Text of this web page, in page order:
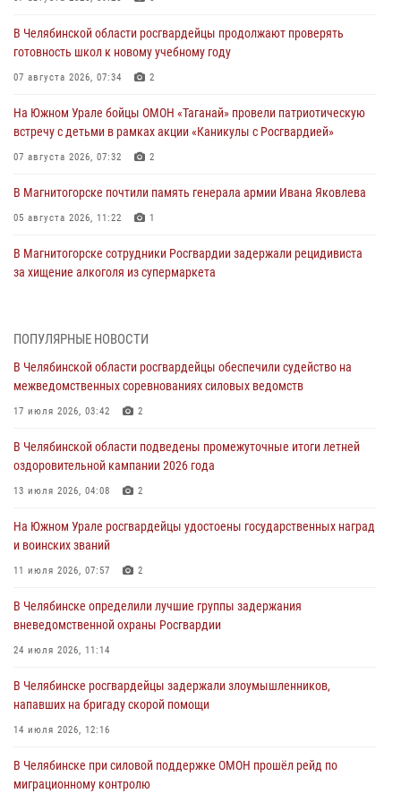
В Челябинской области росгвардейцы продолжают проверять
готовность школ к новому учебному году
07 августа 2026, 07:34 2
На Южном Урале бойцы ОМОН «Таганай» провели патриотическую
встречу с детьми в рамках акции «Каникулы с Росгвардией»
07 августа 2026, 07:32 2
В Магнитогорске почтили память генерала армии Ивана Яковлева
05 августа 2026, 11:22 1
В Магнитогорске сотрудники Росгвардии задержали рецидивиста
за хищение алкоголя из супермаркета
На Южном Урале спецназ Росгвардии провел военно-полевые
Росгвардейцы задержали трёх магазинных воров в Челябинске
На Южном Урале сотрудники Росгвардии задержали
подозреваемого в совершении убийства
В Челябинской области росгвардейцами по горячим следам
задержан подозреваемый в грабеже
ПОПУЛЯРНЫЕ НОВОСТИ
В Челябинской области росгвардейцы обеспечили судейство на
межведомственных соревнованиях силовых ведомств
17 июля 2026, 03:42 2
В Челябинской области подведены промежуточные итоги летней
оздоровительной кампании 2026 года
13 июля 2026, 04:08 2
На Южном Урале росгвардейцы удостоены государственных наград
и воинских званий
11 июля 2026, 07:57 2
В Челябинске определили лучшие группы задержания
вневедомственной охраны Росгвардии
24 июля 2026, 11:14
В Челябинске росгвардейцы задержали злоумышленников,
напавших на бригаду скорой помощи
14 июля 2026, 12:16
В Челябинске при силовой поддержке ОМОН прошёл рейд по
миграционному контролю